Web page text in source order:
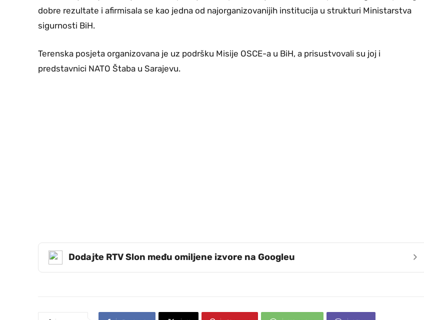
dobre rezultate i afirmisala se kao jedna od najorganizovanijih institucija u strukturi Ministarstva
sigurnosti BiH.
Terenska posjeta organizovana je uz podršku Misije OSCE-a u BiH, a prisustvovali su joj i
predstavnici NATO Štaba u Sarajevu.
Dodajte RTV Slon među omiljene izvore na Googleu ›